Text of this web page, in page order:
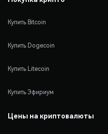
Купить Bitcoin
Купить Dogecoin
Купить Litecoin
Купить Эфириум
Цены на криптовалюты